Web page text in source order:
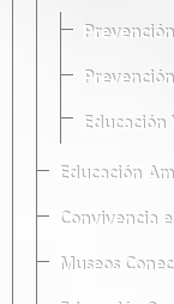
Educación
Educación
Convivencia
Museos